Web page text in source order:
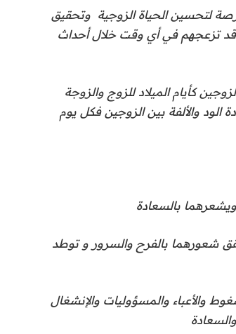
لتحسين الحياة الزوجية وتحقيق
قد تزعجهم في أي وقت خلال أحداث
كأيام الميلاد للزوج والزوجة
الود والألفة بين الزوجين فكل يوم
شعورهما بالفرح والسرور و توطد
والأعباء والمسؤوليات والإنشغال